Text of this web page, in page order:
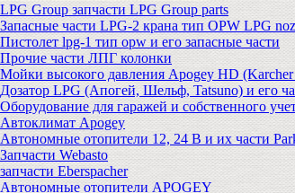
LPG Group запчасти LPG Group parts
Запасные части LPG-2 крана тип OPW LPG
Пистолет lpg-1 тип opw и его запасные части
Прочие части ЛПГ колонки
Мойки высокого давления Apogey HD
Дозатор LPG (Апогей, Шельф, Tatsuno) и его
Оборудование для гаражей и собственного
Автоклимат Apogey
Автономные отопители 12, 24 В и их части
Запчасти Webasto
запчасти Eberspacher
Автономные отопители APOGEY